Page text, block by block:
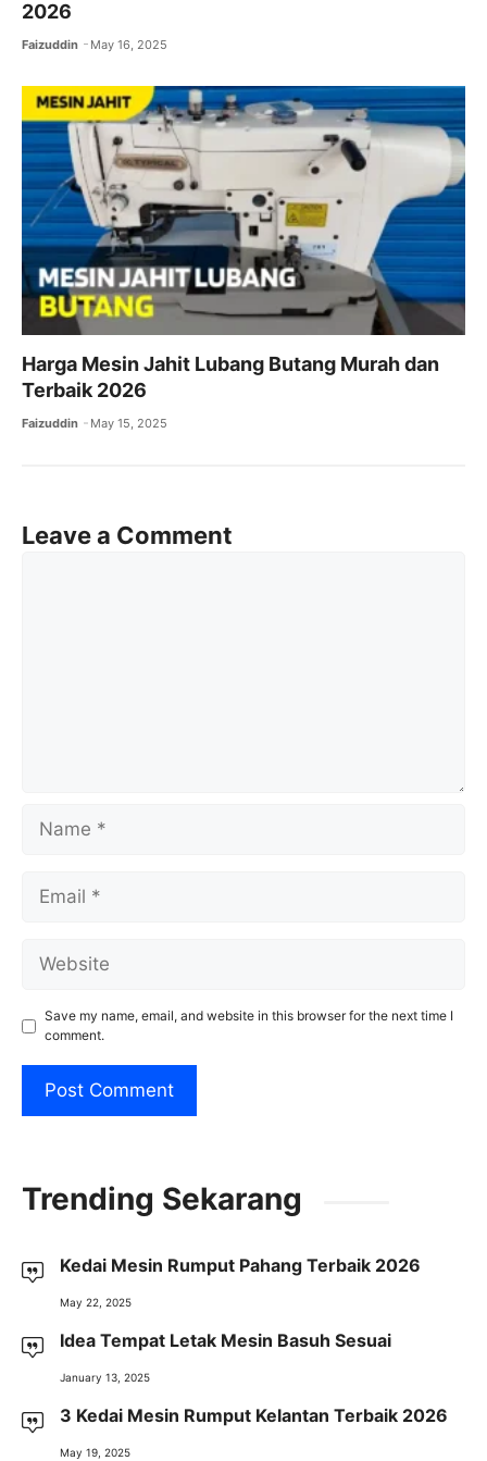
2026
Faizuddin May 16, 2025
Harga Mesin Jahit Lubang Butang Murah dan
Terbaik 2026
Faizuddin May 15, 2025
Leave a Comment
Name
Email
Website
Save my name, email, and website in this browser for the next time I
comment.
Trending Sekarang
Kedai Mesin Rumput Pahang Terbaik 2026
May 22, 2025
Idea Tempat Letak Mesin Basuh Sesuai
January 13, 2025
3 Kedai Mesin Rumput Kelantan Terbaik 2026
May 19, 2025